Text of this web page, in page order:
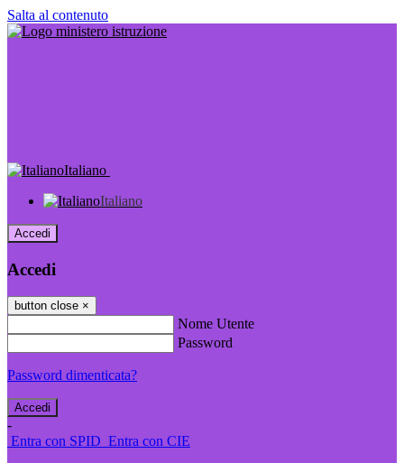
Salta al contenuto
Italiano
Italiano
Accedi
Accedi
button close ×
Nome Utente
Password
Password dimenticata?
-
Entra con SPID Entra con CIE